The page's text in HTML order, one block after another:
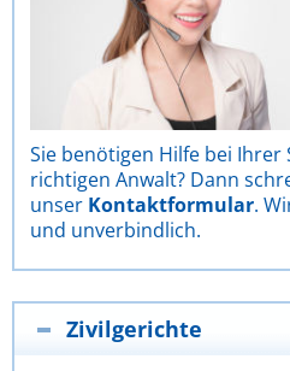
Sie benötigen Hilfe bei Ihrer
richtigen Anwalt? Dann
unser Kontaktformular.
und unverbindlich.
Zivilgerichte